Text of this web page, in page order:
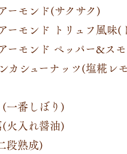
ーモンド(サクサク)
ーモンド トリュフ風味(
ーモンド ペッパー&ス
カシューナッツ(塩糀レ
一番しぼり)
火入れ醤油)
段熟成)